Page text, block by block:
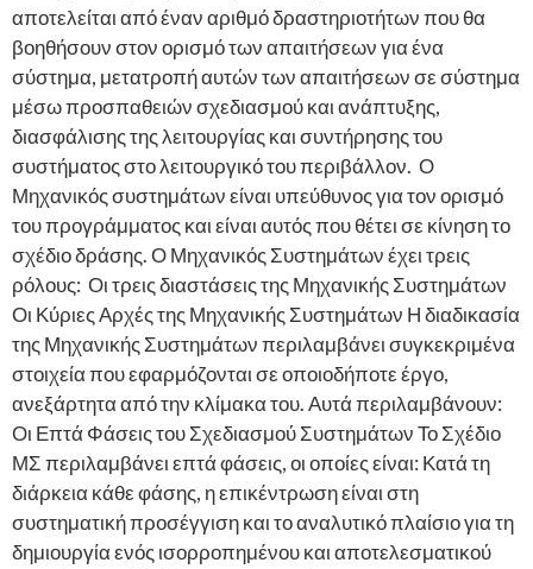
αποτελείται από έναν αριθμό δραστηριοτήτων που θα
βοηθήσουν στον ορισμό των απαιτήσεων για ένα
σύστημα, μετατροπή αυτών των απαιτήσεων σε σύστημα
μέσω προσπαθειών σχεδιασμού και ανάπτυξης,
διασφάλισης της λειτουργίας και συντήρησης του
συστήματος στο λειτουργικό του περιβάλλον. Ο
Μηχανικός συστημάτων είναι υπεύθυνος για τον ορισμό
του προγράμματος και είναι αυτός που θέτει σε κίνηση το
σχέδιο δράσης. Ο Μηχανικός Συστημάτων έχει τρεις
ρόλους: Οι τρεις διαστάσεις της Μηχανικής Συστημάτων
Οι Κύριες Αρχές της Μηχανικής Συστημάτων Η διαδικασία
της Μηχανικής Συστημάτων περιλαμβάνει συγκεκριμένα
στοιχεία που εφαρμόζονται σε οποιοδήποτε έργο,
ανεξάρτητα από την κλίμακα του. Αυτά περιλαμβάνουν:
Οι Επτά Φάσεις του Σχεδιασμού Συστημάτων Το Σχέδιο
ΜΣ περιλαμβάνει επτά φάσεις, οι οποίες είναι: Κατά τη
διάρκεια κάθε φάσης, η επικέντρωση είναι στη
συστηματική προσέγγιση και το αναλυτικό πλαίσιο για τη
δημιουργία ενός ισορροπημένου και αποτελεσματικού